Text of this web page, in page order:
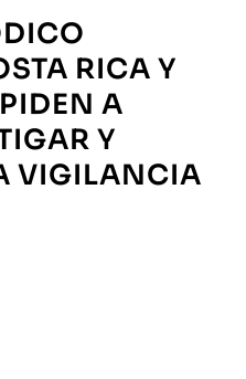
RICA Y
A
Y
VIGILANCIA